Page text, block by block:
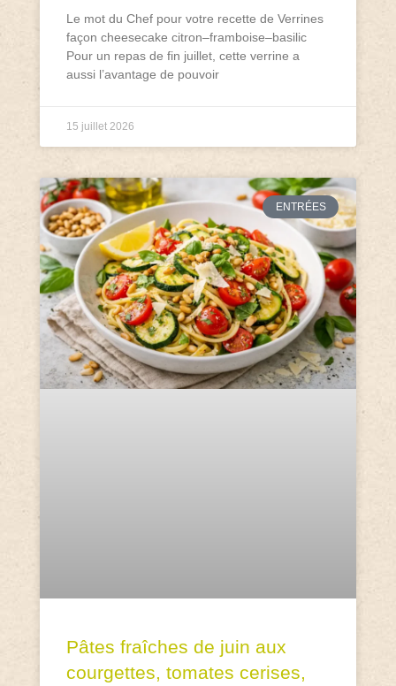
Le mot du Chef pour votre recette de Verrines
façon cheesecake citron–framboise–basilic
Pour un repas de fin juillet, cette verrine a
aussi l’avantage de pouvoir
15 juillet 2026
ENTRÉES
Pâtes fraîches de juin aux
courgettes, tomates cerises,